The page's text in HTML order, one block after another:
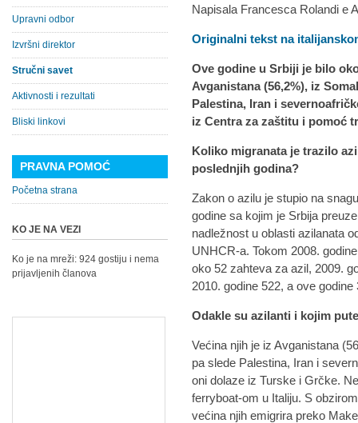
Napisala Francesca Rolandi e
Originalni tekst na
Ove godine u Srbiji je bilo
Avganistana (56,2%), iz
Palestina, Iran i
iz Centra za zaštitu i pomoć
Koliko migranata je trazilo
poslednjih godina?
Zakon o azilu je stupio na
godine sa kojim je Srbija
nadležnost u oblasti azilanata
UNHCR-a. Tokom 2008.
oko 52 zahteva za azil, 2009.
2010. godine 522, a ove godine
Odakle su azilanti i kojim
Većina njih je iz Avganistana
pa slede Palestina, Iran i
oni dolaze iz Turske i Grčke.
ferryboat-om u Italiju. S
većina njih emigrira preko
Upravni odbor
Izvršni direktor
Stručni savet
Aktivnosti i rezultati
Bliski linkovi
PRAVNA POMOĆ
Početna strana
KO JE NA VEZI
Ko je na mreži: 924 gostiju i nema
prijavljenih članova